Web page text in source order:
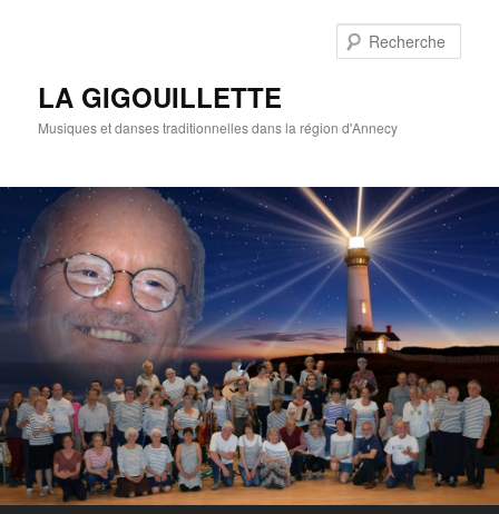
LA GIGOUILLETTE
Musiques et danses traditionnelles dans la région d'Annecy